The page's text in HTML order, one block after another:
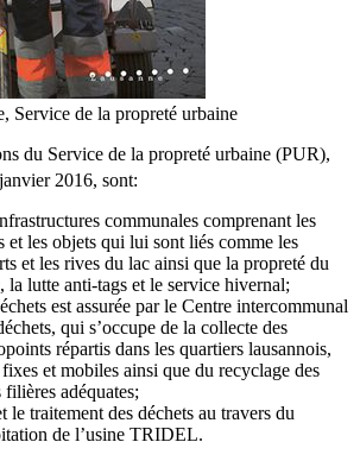
Service de la propreté urbaine
du Service de la propreté urbaine (PUR),
2016, sont:
communales comprenant les
et les objets qui lui sont liés comme les
et les rives du lac ainsi que la propreté du
la lutte anti-tags et le service hivernal;
est assurée par le Centre intercommunal
qui s’occupe de la collecte des
répartis dans les quartiers lausannois,
et mobiles ainsi que du recyclage des
filières adéquates;
le traitement des déchets au travers du
de l’usine TRIDEL.